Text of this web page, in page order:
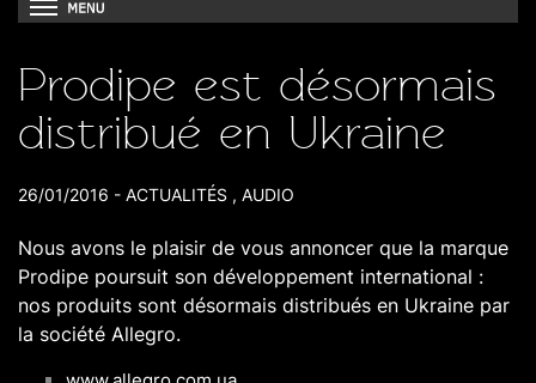
Prodipe est désormais
distribué en Ukraine
26/01/2016 - ACTUALITÉS , AUDIO
Nous avons le plaisir de vous annoncer que la marque
Prodipe poursuit son développement international :
nos produits sont désormais distribués en Ukraine par
la société Allegro.